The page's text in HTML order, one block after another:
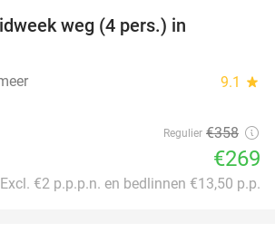
weg (4 pers.) in
9.1 star
Regulier €358
€269
Excl. €2 p.p.p.n. en bedlinnen €13,50 p.p.